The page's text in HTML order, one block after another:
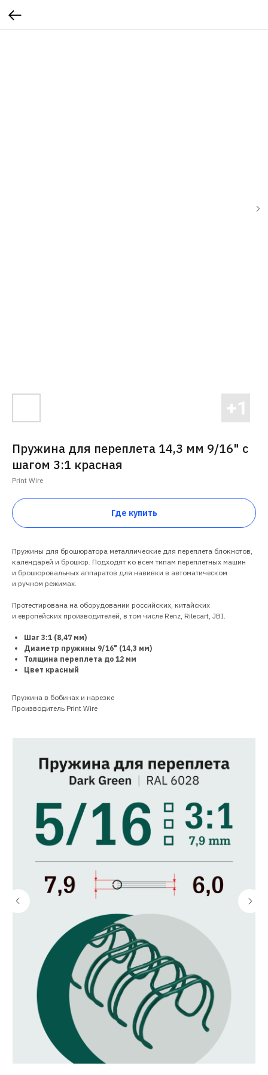
Пружина для переплета 14,3 мм 9/16" с
шагом 3:1 красная
Print Wire
Где купить
Пружины для брошюратора металлические для переплета блокнотов,
календарей и брошюр. Подходят ко всем типам переплетных машин
и брошюровальных аппаратов для навивки в автоматическом
и ручном режимах.
Протестирована на оборудовании российских, китайских
и европейских производителей, в том числе Renz, Rilecart, JBI.
Шаг 3:1 (8,47 мм)
Диаметр пружины 9/16" (14,3 мм)
Толщина переплета до 12 мм
Цвет красный
Пружина в бобинах и нарезке
Производитель Print Wire